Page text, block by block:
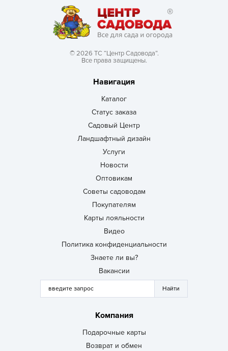
© 2026 ТС “Центр Садовода”.
Все права защищены.
Навигация
Каталог
Статус заказа
Садовый Центр
Ландшафтный дизайн
Услуги
Новости
Оптовикам
Советы садоводам
Покупателям
Карты лояльности
Видео
Политика конфиденциальности
Знаете ли вы?
Вакансии
Компания
Подарочные карты
Возврат и обмен